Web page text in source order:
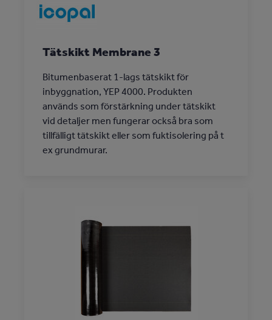
Tätskikt Membrane 3
Bitumenbaserat 1-lags tätskikt för
inbyggnation, YEP 4000. Produkten
används som förstärkning under tätskikt
vid detaljer men fungerar också bra som
tillfälligt tätskikt eller som fuktisolering på t
ex grundmurar.